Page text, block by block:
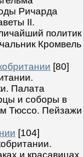
Ричарда
II.
политик
Кромвель
[80]
Палата
и соборы в
Тюссо. Пейзажи
[104]
и красавицах.